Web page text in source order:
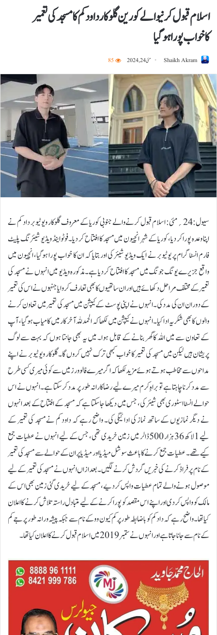
اسلام قبول کرنیوالے کورین گلوکار داود کم کا مسجد کی تعمیر
کاخواب پورا ہوگیا
Shaikh Akram مئی 24, 2024 85
سیول:24؍مئی: اسلام قبول کرنے والے جنوبی کوریا کے معروف گلوکار و یوٹیوبر داد کم نے
اپنا وعدہ پورا کر دیا، کوریا کے شہر انچیون میں مسجد کا افتتاح کر دیا۔فوٹو اینڈ ویڈیو شیئرنگ پلیٹ
فارم انسٹاگرام پر یوٹیوبر نے ایک ویڈیو شیئر کی اور بتایا کہ ان کا خواب پورا ہوگیا، انچیون میں
واقع جزیرے یونگ جونگ میں مسجد کا افتتاح کردیا ہے۔مذکورہ ویڈیو میں انہوں نے مسجد کی
تعمیر کے مختلف مراحل دکھائے ہیں اور ان ساتھیوں کا بھی تعارف کروایا جنہوں نے اس کی تعمیر
کے دوران ان کی مدد کی۔انہوں نے اپنی پوسٹ کے کیپشن میں مسجد کی تعمیر میں تعاون کرنے
والوں کا بھی شکریہ ادا کیا۔انہوں نے کیپشن میں لکھا کہ الحمدللہ آخر کار میں کامیاب ہوگیا، آپ
کے تعاون سے میں اللہ کا گھر بنانے کے قابل ہوا۔ میں یہ بھی جانتا ہوں کہ بہت سے لوگ
پریشان ہیں لیکن میں مسجد کی تعمیر کا خواب کبھی ترک نہیں کروں گا۔گلوکار و یوٹیوبر نے اپنے
مداحوں سے مخاطب ہوتے ہوئے مزید لکھا کہ اگر میرے فالوورز میں سے کوئی میری کسی طرح
سے مدد کرنا چاہتا ہے تو براہِ کرم میرے لیے رضاکارانہ طور پر مدد کرسکتا ہے۔انہوں نے اس
حوالے انسٹااسٹوری بھی شیئر کی، جس میں دیکھا جاسکتا ہے کہ مسجد کے افتتاح کے بعد انہوں
نے دیگر نمازیوں کے ساتھ نماز کی ادائیگی کی۔ واضح رہے کہ داود کم نے مسجد کی تعمیر کے
لیے 1 لاکھ 36 ہزار 500 ڈالر میں زمین خریدی تھی، جس کے لیے انہوں نے عطیات جمع
کیے تھے۔عطیات جمع کرنے کا باعث سوشل میڈیا اور میڈیا پر ان کے حوالے سے مسجد کی تعمیر
کے نام پر فراڈ کرنے کی خبریں گردش کرنے لگیں۔بعدازاں انہوں نے مسجد کی تعمیر کے لیے
موصول ہونے والے تمام عطیات واپس کردیے، مسجد کے لیے خریدی گئی زمین بھی اس کے
مالک کو واپس کردی اور اپنے اس مقصد کو پورا کرنے کے لیے متبادل راستہ تلاش کرنے کا اعلان
کیا تھا۔واضح رہے کہ داد کم کو باضابطہ طور پر کم کیون وو کے نام سے جبکہ پیشہ ورانہ طور پر جے کم
کے نام سے جانا جاتا ہے اور انہوں نے ستمبر 2019 میں اسلام قبول کرنے کا اعلان کیا تھا۔